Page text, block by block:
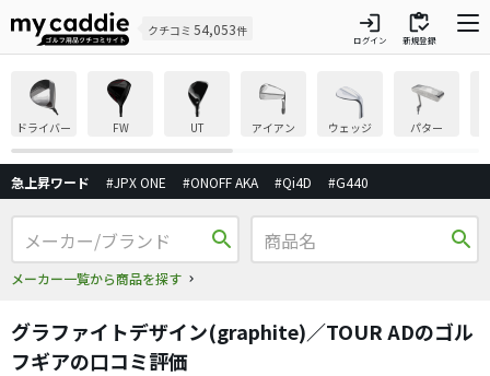
クチコミ 54,053件 login
ログイン
inventory
新規登録
ドライバー FW UT アイアン ウェッジ パター
急上昇ワード #JPX ONE #ONOFF AKA #Qi4D #G440
search
メーカー一覧から商品を探す
search
グラファイトデザイン(graphite)／TOUR ADのゴル
フギアの口コミ評価